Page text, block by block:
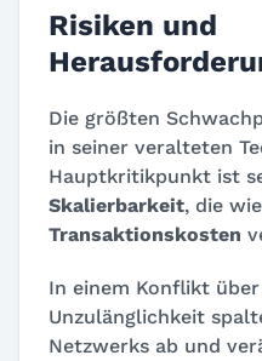
Risiken und
Die größten
in seiner veralteten
Hauptkritikpunkt ist
Skalierbarkeit, die
Transaktionskosten
In einem Konflikt
Unzulänglichkeit
Netzwerks ab und